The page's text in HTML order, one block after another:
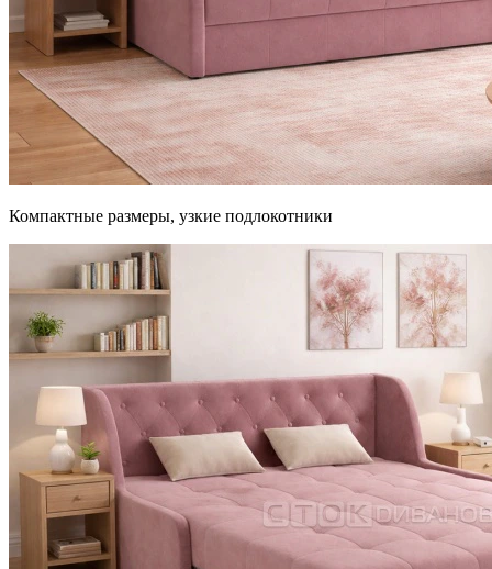
Компактные размеры, узкие подлокотники